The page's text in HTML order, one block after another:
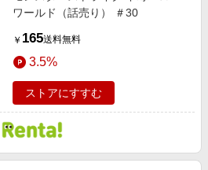
ワールド（話売り） ＃30
￥ 165送料無料
3.5%
ストアにすすむ